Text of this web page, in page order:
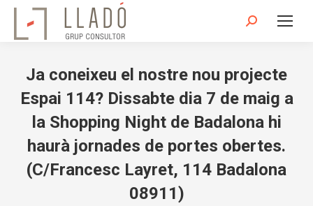
Search:
Ja coneixeu el nostre nou projecte
Espai 114? Dissabte dia 7 de maig a
la Shopping Night de Badalona hi
haurà jornades de portes obertes.
(C/Francesc Layret, 114 Badalona
08911)